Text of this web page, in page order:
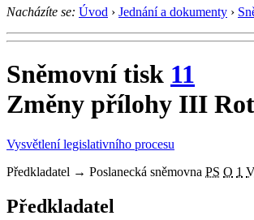
Nacházíte se: Úvod › Jednání a dokumenty ›
Sněmovní tisk 11
Změny přílohy III
Vysvětlení legislativního procesu
Předkladatel → Poslanecká sněmovna PS O 1
Předkladatel